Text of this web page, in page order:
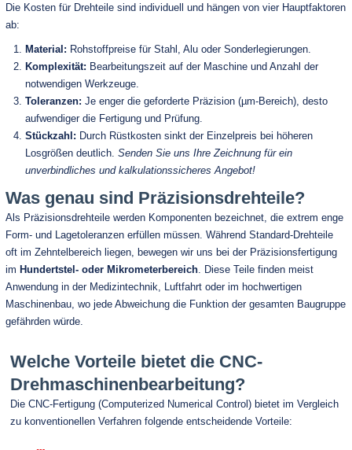
Die Kosten für Drehteile sind individuell und hängen von vier Hauptfaktoren
ab:
Material: Rohstoffpreise für Stahl, Alu oder Sonderlegierungen.
Komplexität: Bearbeitungszeit auf der Maschine und Anzahl der
notwendigen Werkzeuge.
Toleranzen: Je enger die geforderte Präzision (µm-Bereich), desto
aufwendiger die Fertigung und Prüfung.
Stückzahl: Durch Rüstkosten sinkt der Einzelpreis bei höheren
Losgrößen deutlich. Senden Sie uns Ihre Zeichnung für ein
unverbindliches und kalkulationssicheres Angebot!
Was genau sind Präzisionsdrehteile?
Als Präzisionsdrehteile werden Komponenten bezeichnet, die extrem enge
Form- und Lagetoleranzen erfüllen müssen. Während Standard-Drehteile
oft im Zehntelbereich liegen, bewegen wir uns bei der Präzisionsfertigung
im Hundertstel- oder Mikrometerbereich. Diese Teile finden meist
Anwendung in der Medizintechnik, Luftfahrt oder im hochwertigen
Maschinenbau, wo jede Abweichung die Funktion der gesamten Baugruppe
gefährden würde.
Welche Vorteile bietet die CNC-
Drehmaschinenbearbeitung?
Die CNC-Fertigung (Computerized Numerical Control) bietet im Vergleich
zu konventionellen Verfahren folgende entscheidende Vorteile: